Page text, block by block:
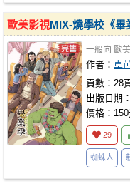
歐美影視MIX-燒學校《畢
一般向 歐
作者：卓
頁數：28
出版日期
價格：
29
蜘蛛人